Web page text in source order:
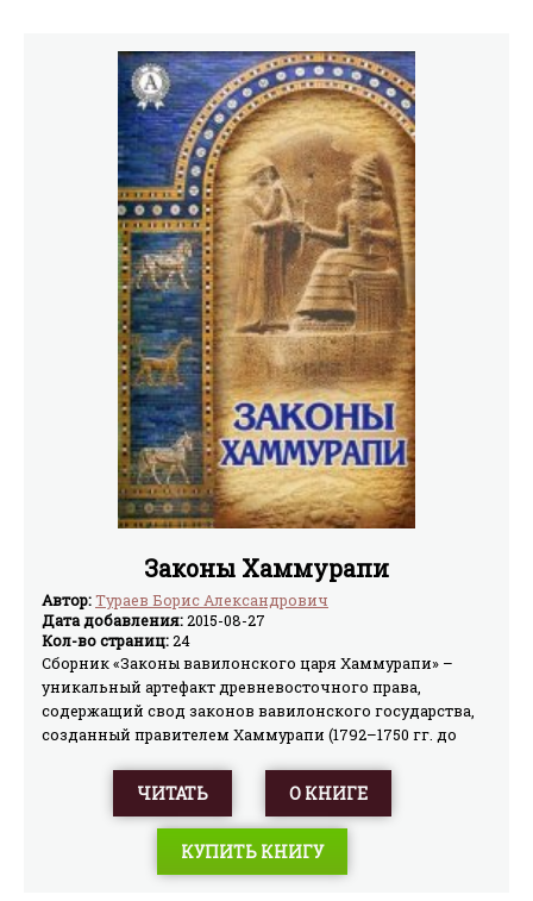
Законы Хаммурапи
Автор:Тураев Борис Александрович
Дата добавления:2015-08-27
Кол-во страниц:24
Сборник «Законы вавилонского царя Хаммурапи» –
уникальный артефакт древневосточного права,
содержащий свод законов вавилонского государства,
созданный правителем Хаммурапи (1792–1750 гг. до
становление современной юриспруденции и
претерпели множество изданий и редакций. Данное
издание содержит вступительную статью и
комментарии известного российского востоковеда Б.А.
ЧИТАТЬ О КНИГЕ
КУПИТЬ КНИГУ